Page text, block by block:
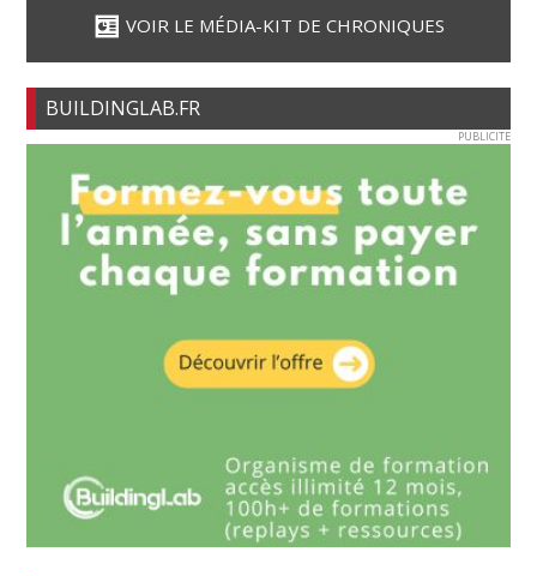
VOIR LE MÉDIA-KIT DE CHRONIQUES
BUILDINGLAB.FR
PUBLICITE